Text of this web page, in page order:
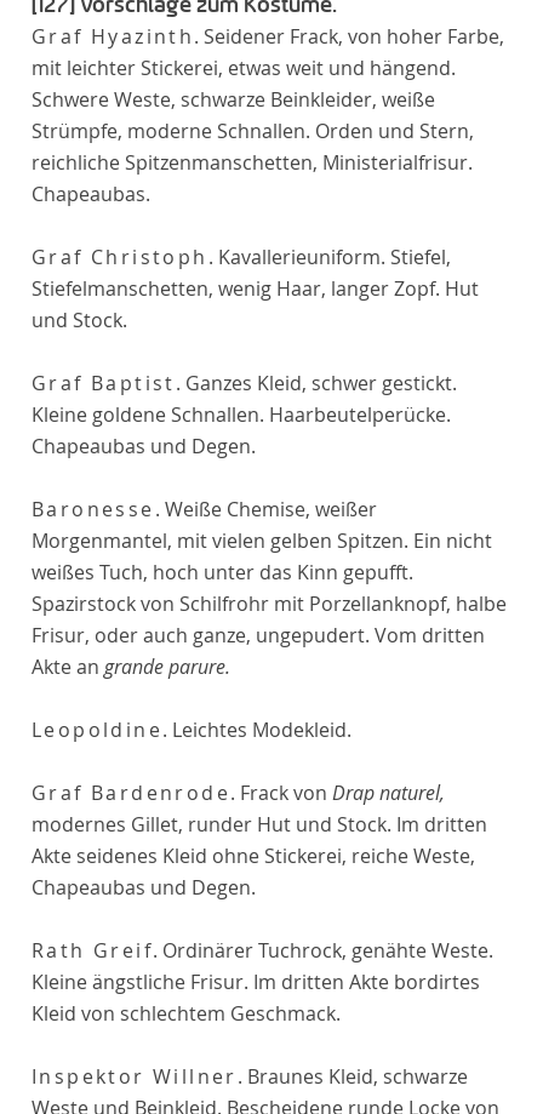
Graf Hyazinth. Seidener Frack, von hoher Farbe,
mit leichter Stickerei, etwas weit und hängend.
Schwere Weste, schwarze Beinkleider, weiße
Strümpfe, moderne Schnallen. Orden und Stern,
reichliche Spitzenmanschetten, Ministerialfrisur.
Chapeaubas.
Graf Christoph . Kavallerieuniform. Stiefel,
Stiefelmanschetten, wenig Haar, langer Zopf. Hut
und Stock.
Graf Baptist. Ganzes Kleid, schwer gestickt.
Kleine goldene Schnallen. Haarbeutelperücke.
Chapeaubas und Degen.
Baronesse. Weiße Chemise, weißer
Morgenmantel, mit vielen gelben Spitzen. Ein nicht
weißes Tuch, hoch unter das Kinn gepufft.
Spazirstock von Schilfrohr mit Porzellanknopf, halbe
Frisur, oder auch ganze, ungepudert. Vom dritten
Akte an grande parure.
Leopoldine. Leichtes Modekleid.
Graf Bardenrode. Frack von Drap naturel,
modernes Gillet, runder Hut und Stock. Im dritten
Akte seidenes Kleid ohne Stickerei, reiche Weste,
Chapeaubas und Degen.
Rath Greif. Ordinärer Tuchrock, genähte Weste.
Kleine ängstliche Frisur. Im dritten Akte bordirtes
Kleid von schlechtem Geschmack.
Inspektor Willner. Braunes Kleid, schwarze
Weste und Beinkleid. Bescheidene runde Locke von